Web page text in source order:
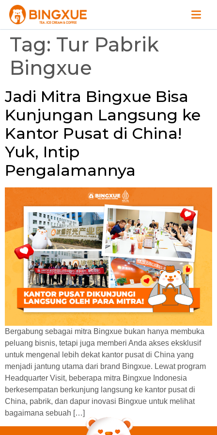
Tag: Tur Pabrik
Bingxue
Jadi Mitra Bingxue Bisa
Kunjungan Langsung ke
Kantor Pusat di China!
Yuk, Intip
Pengalamannya
Bergabung sebagai mitra Bingxue bukan hanya membuka
peluang bisnis, tetapi juga memberi Anda akses eksklusif
untuk mengenal lebih dekat kantor pusat di China yang
menjadi jantung utama dari brand Bingxue. Lewat program
Headquarter Visit, beberapa mitra Bingxue Indonesia
berkesempatan berkunjung langsung ke kantor pusat di
China, pabrik, dan dapur inovasi Bingxue untuk melihat
bagaimana sebuah […]